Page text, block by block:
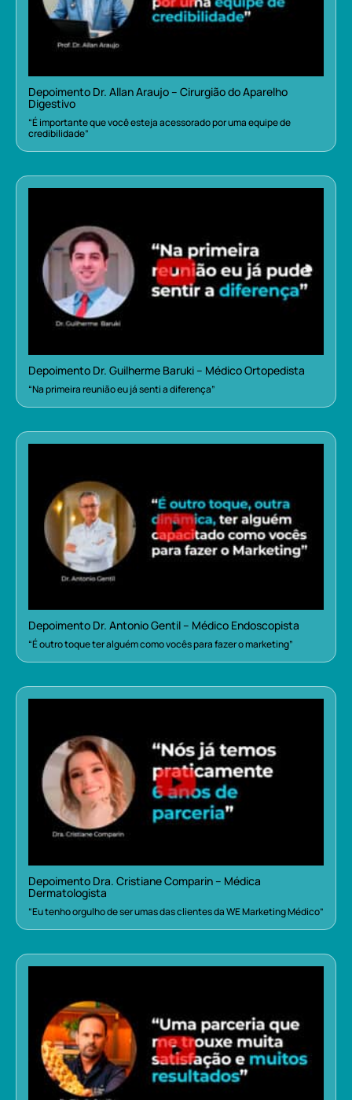
Depoimento Dr. Allan Araujo – Cirurgião do Aparelho
Digestivo
“É importante que você esteja acessorado por uma equipe de
credibilidade”
Depoimento Dr. Guilherme Baruki – Médico Ortopedista
“Na primeira reunião eu já senti a diferença”
Depoimento Dr. Antonio Gentil – Médico Endoscopista
“É outro toque ter alguém como vocês para fazer o marketing”
Depoimento Dra. Cristiane Comparin – Médica
Dermatologista
“Eu tenho orgulho de ser umas das clientes da WE Marketing Médico”